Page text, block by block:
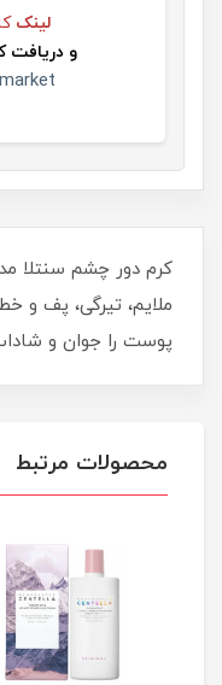
لینک
و دریافت
کرم دور چشم سنتلا
ملایم، تیرگی، پف
پوست را جوان و
محصولات مرتبط